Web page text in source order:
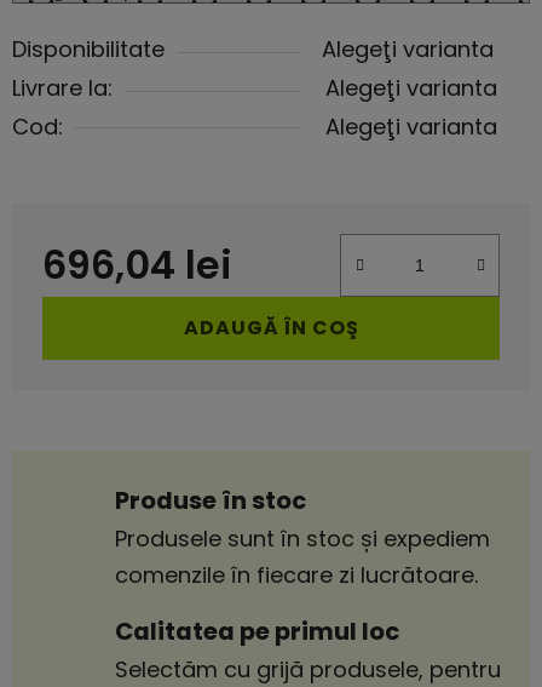
Disponibilitate
Alegeţi varianta
Livrare la:
Alegeţi varianta
Cod:
Alegeţi varianta
696,04 lei
Evaluare preţ:
ADAUGĂ ÎN COŞ
Produse în stoc
Produsele sunt în stoc și expediem
comenzile în fiecare zi lucrătoare.
Calitatea pe primul loc
Selectăm cu grijă produsele, pentru